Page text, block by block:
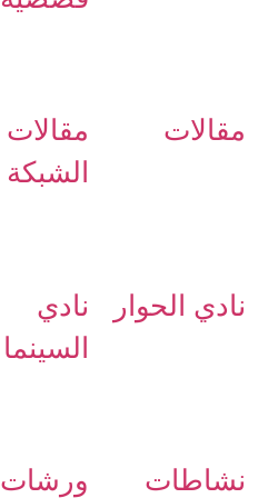
مقالات
مقالات
الشبكة
نادي الحوار
نادي
السينما
نشاطات
ورشات